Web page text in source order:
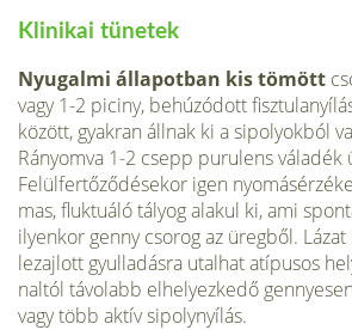
Klinikai tünetek
Nyugalmi állapotban kis tömött
vagy 1-2 piciny, behúzódott
között, gyakran állnak ki a sipolyokból
Rányomva 1-2 csepp purulens váladék
Felülfertőződésekor igen
mas, fluktuáló tályog alakul ki, ami
ilyenkor genny csorog az üregből.
lezajlott gyulladásra utalhat atípusos
naltól távolabb elhelyezkedő
vagy több aktív sipolynyílás.